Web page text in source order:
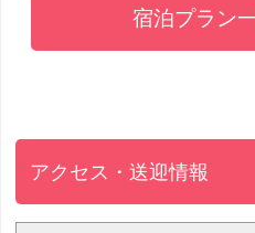
宿泊プラン
アクセス・送迎情報